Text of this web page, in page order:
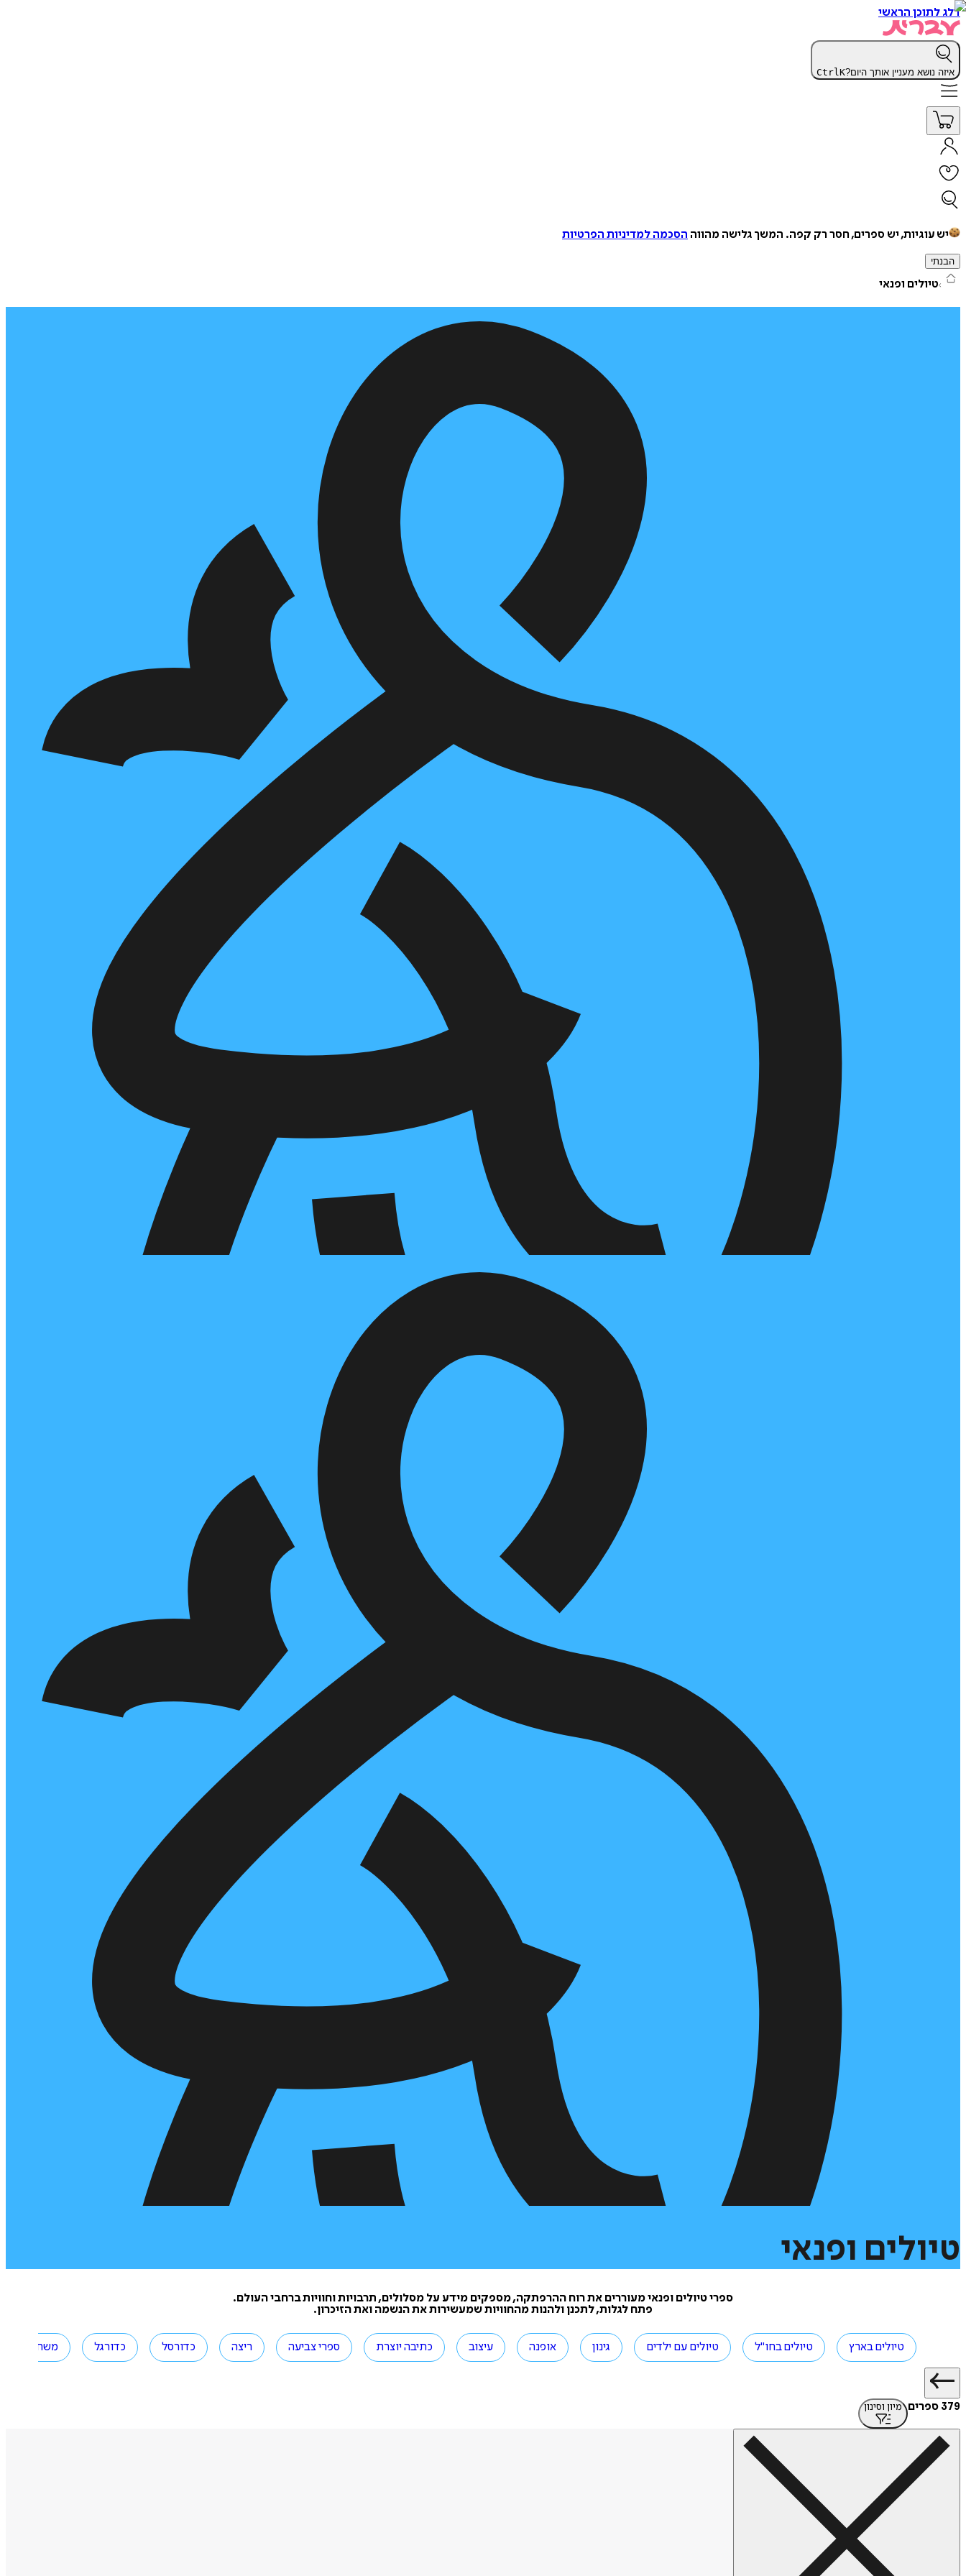
דלג לתוכן הראשי
איזה נושא מעניין אותך היום? CtrlK
יש עוגיות, יש ספרים, חסר רק קפה. המשך גלישה מהווה הסכמה למדיניות הפרטיות
הבנתי
טיולים ופנאי
טיולים ופנאי
ספרי טיולים ופנאי מעוררים את רוח ההרפתקה, מספקים מידע על מסלולים, תרבויות וחוויות ברחבי העולם.
פתח לגלות, לתכנן ולהנות מהחוויות שמעשירות את הנשמה ואת הזיכרון.
טיולים בארץ טיולים בחו"ל טיולים עם ילדים גינון אופנה עיצוב כתיבה יוצרת ספרי צביעה ריצה כדורסל כדורגל משחק
379 ספרים מיון וסינון